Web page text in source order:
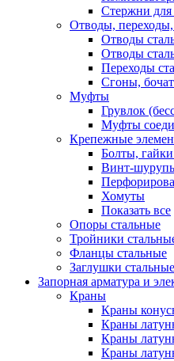
Стержни для
Отводы,
Отводы
Отводы
Переходы
Сгоны,
Муфты
Грувлок
Муфты
Крепежные
Болты,
Винт-
Хомуты
Показать все
Опоры стальные
Тройники
Фланцы стальные
Заглушки стальные
Запорная арматура и
Краны
Краны
Краны
Краны
Краны